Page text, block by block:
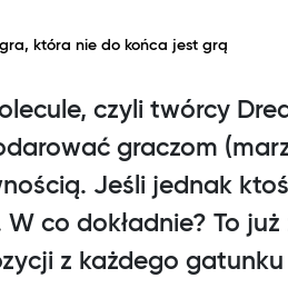
gra, która nie do końca jest grą
czyli twórcy
graczom
Jeśli jednak
co dokładnie? To już
z każdego gatunku